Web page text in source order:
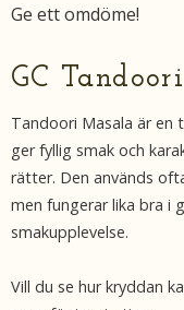
Ge ett omdöme!
GC
Tandoori Masala är en
ger fyllig smak och
rätter. Den används
men fungerar lika bra i
smakupplevelse.
Vill du se hur kryddan